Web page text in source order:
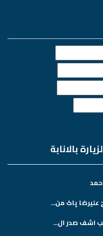
بالانابة
علیرضا پاک من...
اشف صدر ال...